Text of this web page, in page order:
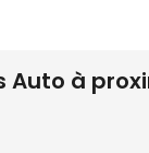
Auto à